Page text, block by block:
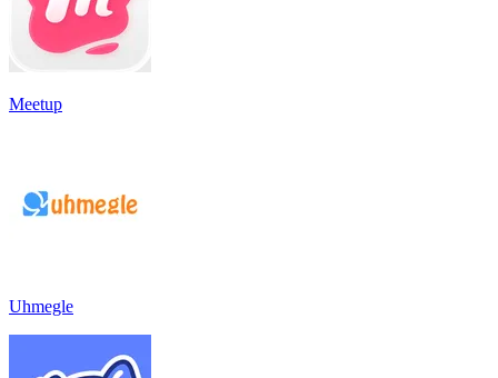
Meetup
Uhmegle